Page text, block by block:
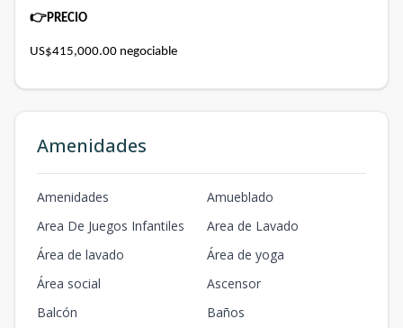
👉PRECIO
US$415,000.00 negociable
Amenidades
Amenidades
Amueblado
Area De Juegos Infantiles
Area de Lavado
Área de lavado
Área de yoga
Área social
Ascensor
Balcón
Baños